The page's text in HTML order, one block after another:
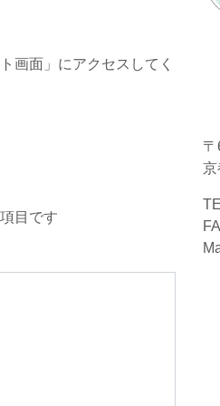
画面」にアクセスしてく
目です
京